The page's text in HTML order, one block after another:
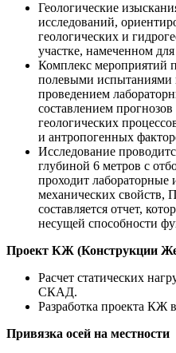
Геологические
исследований,
геологических и
участке, намеченном
Комплекс мероприятий
полевыми испытаниями
проведением
составлением
геологических
и антропогенных
Исследование
глубиной 6 метров с
проходит лабораторные
механических свойств,
составляется отчет,
несущей способности
Проект КЖ (Конструкции
Расчет статических
СКАД.
Разработка проекта КЖ
Привязка осей на местности